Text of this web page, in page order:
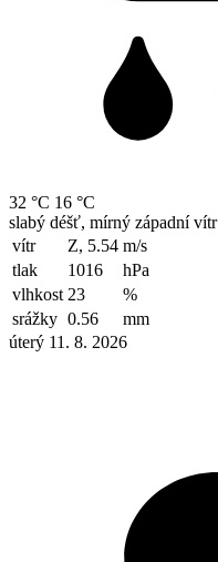
32 °C 16 °C
slabý déšť, mírný západní vítr
vítr
Z, 5.54 m/s
tlak
1016
hPa
vlhkost 23
%
srážky 0.56
mm
úterý 11. 8. 2026